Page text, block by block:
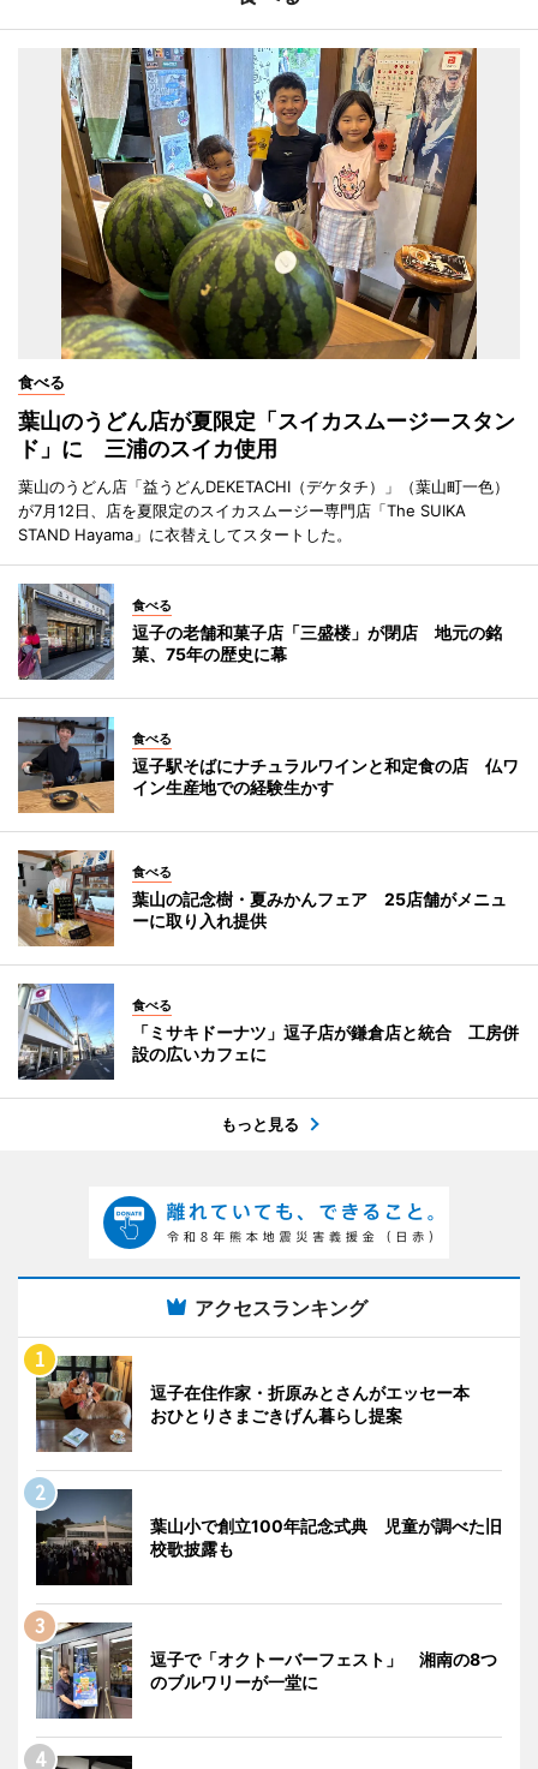
食べる
葉山のうどん店が夏限定「スイカスムージースタン
ド」に 三浦のスイカ使用
葉山のうどん店「益うどんDEKETACHI（デケタチ）」（葉山町一色）
が7月12日、店を夏限定のスイカスムージー専門店「The SUIKA
STAND Hayama」に衣替えしてスタートした。
食べる
逗子の老舗和菓子店「三盛楼」が閉店 地元の銘
菓、75年の歴史に幕
食べる
逗子駅そばにナチュラルワインと和定食の店 仏ワ
イン生産地での経験生かす
食べる
葉山の記念樹・夏みかんフェア 25店舗がメニュ
ーに取り入れ提供
食べる
「ミサキドーナツ」逗子店が鎌倉店と統合 工房併
設の広いカフェに
もっと見る
アクセスランキング
逗子在住作家・折原みとさんがエッセー本
おひとりさまごきげん暮らし提案
葉山小で創立100年記念式典 児童が調べた旧
校歌披露も
逗子で「オクトーバーフェスト」 湘南の8つ
のブルワリーが一堂に